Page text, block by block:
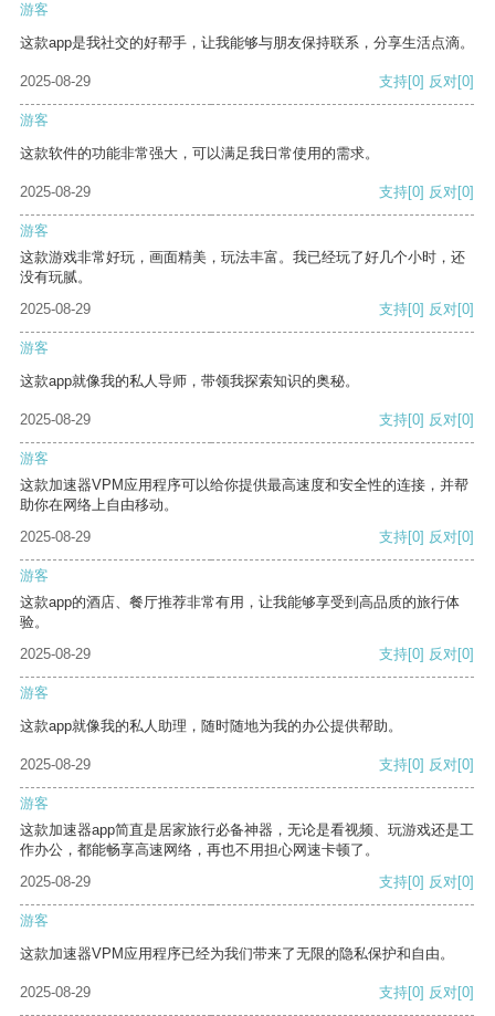
游客
这款app是我社交的好帮手，让我能够与朋友保持联系，分享生活点滴。
2025-08-29 支持[0] 反对[0]
游客
这款软件的功能非常强大，可以满足我日常使用的需求。
2025-08-29 支持[0] 反对[0]
游客
这款游戏非常好玩，画面精美，玩法丰富。我已经玩了好几个小时，还
没有玩腻。
2025-08-29
支持[0] 反对[0]
游客
这款app就像我的私人导师，带领我探索知识的奥秘。
2025-08-29 支持[0] 反对[0]
游客
这款加速器VPM应用程序可以给你提供最高速度和安全性的连接，并帮
助你在网络上自由移动。
2025-08-29
支持[0] 反对[0]
游客
这款app的酒店、餐厅推荐非常有用，让我能够享受到高品质的旅行体
验。
2025-08-29
支持[0] 反对[0]
游客
这款app就像我的私人助理，随时随地为我的办公提供帮助。
2025-08-29 支持[0] 反对[0]
游客
这款加速器app简直是居家旅行必备神器，无论是看视频、玩游戏还是工
作办公，都能畅享高速网络，再也不用担心网速卡顿了。
2025-08-29
支持[0] 反对[0]
游客
这款加速器VPM应用程序已经为我们带来了无限的隐私保护和自由。
2025-08-29 支持[0] 反对[0]